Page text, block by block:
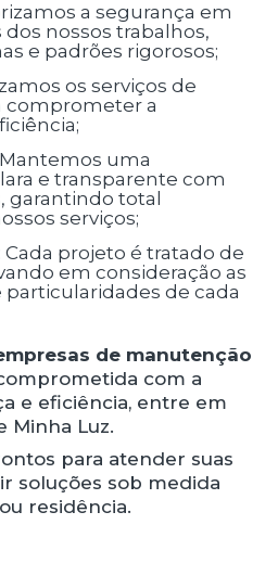
dos nossos trabalhos,
e padrões rigorosos;
comprometer a
e transparente com
garantindo total
serviços;
em consideração as
particularidades de cada
de manutenção
com a
e eficiência, entre em
Minha Luz.
para atender suas
soluções sob medida
residência.